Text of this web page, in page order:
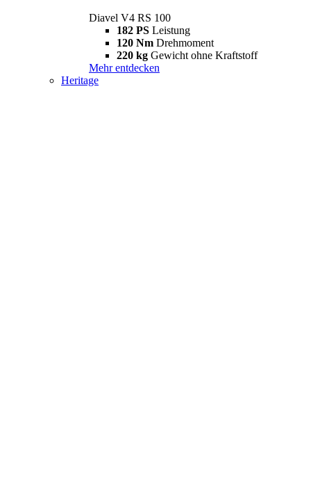
Diavel V4 RS 100
182 PS Leistung
120 Nm Drehmoment
220 kg Gewicht ohne Kraftstoff
Mehr entdecken
Heritage